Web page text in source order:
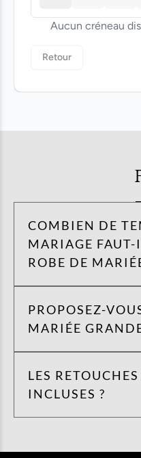
COMBIEN DE
MARIAGE
ROBE DE
PROPOSEZ-
MARIÉE
LES
INCLUSES ?